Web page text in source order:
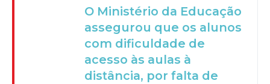
O Ministério da Educação
assegurou que os alunos
com dificuldade de
acesso às aulas à
distância, por falta de